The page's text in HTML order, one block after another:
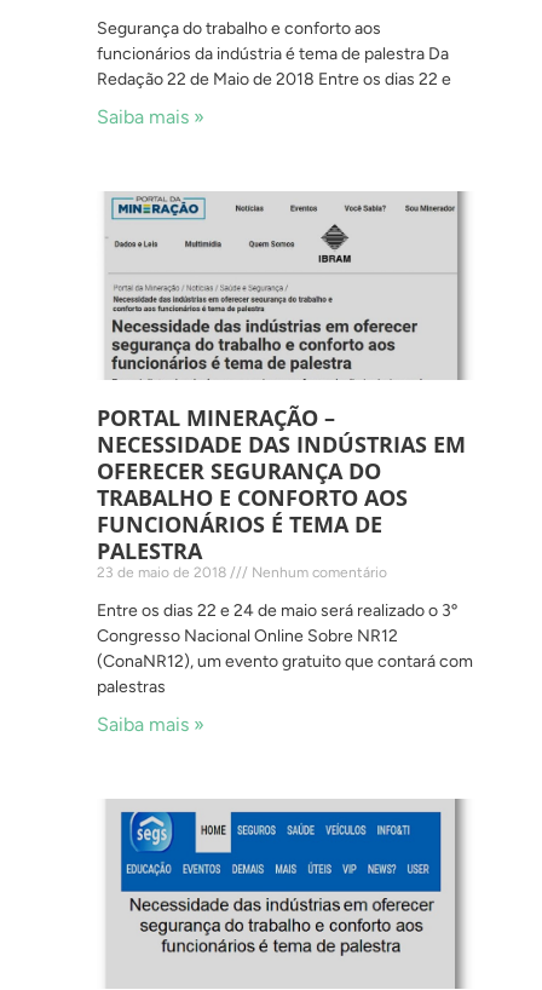
Segurança do trabalho e conforto aos
funcionários da indústria é tema de palestra Da
Redação 22 de Maio de 2018 Entre os dias 22 e
Saiba mais »
PORTAL MINERAÇÃO –
NECESSIDADE DAS INDÚSTRIAS EM
OFERECER SEGURANÇA DO
TRABALHO E CONFORTO AOS
FUNCIONÁRIOS É TEMA DE
PALESTRA
23 de maio de 2018 Nenhum comentário
Entre os dias 22 e 24 de maio será realizado o 3º
Congresso Nacional Online Sobre NR12
(ConaNR12), um evento gratuito que contará com
palestras
Saiba mais »